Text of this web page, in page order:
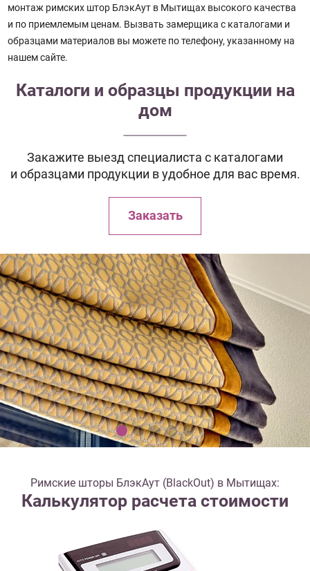
монтаж римских штор БлэкАут в Мытищах высокого качества
и по приемлемым ценам. Вызвать замерщика с каталогами и
образцами материалов вы можете по телефону, указанному на
нашем сайте.
Каталоги и образцы продукции на
дом
Закажите выезд специалиста с каталогами
и образцами продукции в удобное для вас время.
Заказать
Римские шторы БлэкАут (BlackOut) в Мытищах:
Калькулятор расчета стоимости